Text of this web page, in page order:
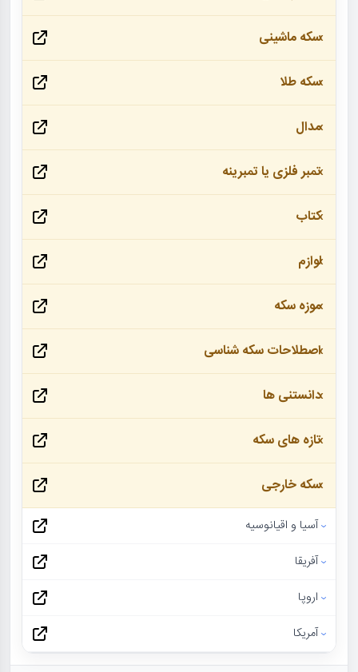
سکه ماشینی
سکه طلا
مدال
تمبر فلزی یا تمبرینه
کتاب
لوازم
موزه سکه
اصطلاحات سکه شناسی
دانستنی ها
تازه های سکه
سکه خارجی
آسیا و اقیانوسیه
آفریقا
اروپا
آمریکا